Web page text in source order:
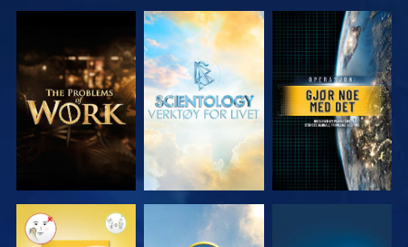
UTFORSK
SERIEN
UTFORSK
SERIEN
SE